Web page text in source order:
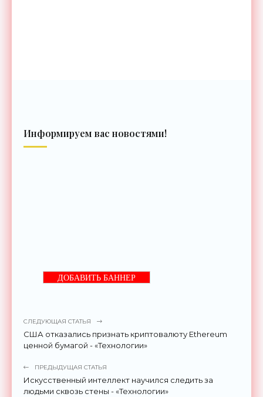
Информируем вас новостями!
ДОБАВИТЬ БАННЕР
СЛЕДУЮЩАЯ СТАТЬЯ
США отказались признать криптовалюту Ethereum
ценной бумагой - «Технологии»
ПРЕДЫДУЩАЯ СТАТЬЯ
Искусственный интеллект научился следить за
людьми сквозь стены - «Технологии»